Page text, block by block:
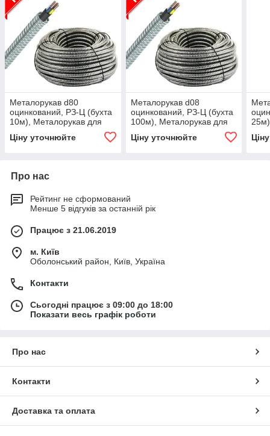
Металорукав d80
оцинкований, РЗ-Ц (бухта
10м), Металорукав для
(s032045)
Ціну уточнюйте
Металорукав d08
оцинкований, РЗ-Ц (бухта
100м), Металорукав для
(s032017)
Ціну уточнюйте
Про нас
Рейтинг не сформований
Менше 5 відгуків за останній рік
Працює з 21.06.2019
м. Київ
Оболонський район, Київ, Україна
Контакти
Сьогодні працює з 09:00 до 18:00
Показати весь графік роботи
Про нас
Контакти
Доставка та оплата